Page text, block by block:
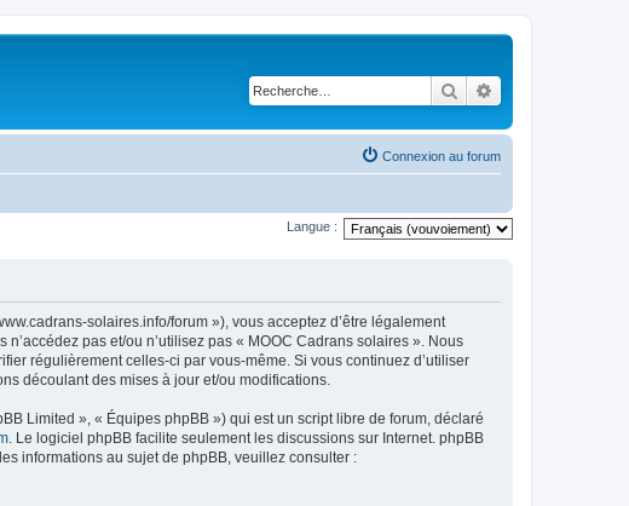
Rechercher
Connexion au forum
Langue :
solaires.info/forum »), vous acceptez d’être légalement
pas et/ou n’utilisez pas « MOOC Cadrans solaires ». Nous
régulièrement celles-ci par vous-même. Si vous continuez d’utiliser
découlant des mises à jour et/ou modifications.
Limited », « Équipes phpBB ») qui est un script libre de forum, déclaré
. Le logiciel phpBB facilite seulement les discussions sur Internet. phpBB
informations au sujet de phpBB, veuillez consulter :